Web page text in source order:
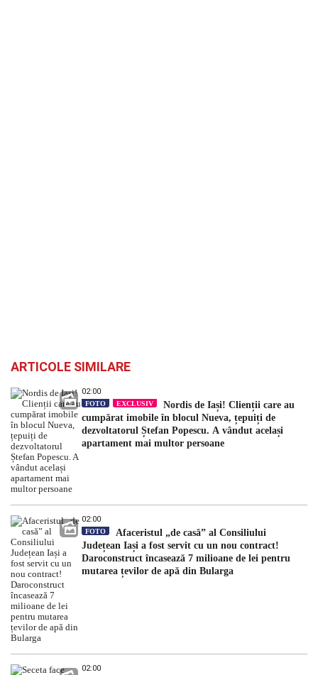
ARTICOLE SIMILARE
02:00
FOTO EXCLUSIV
Nordis de Iași! Clienții care au
cumpărat imobile în blocul Nueva, țepuiți de
dezvoltatorul Ștefan Popescu. A vândut același
apartament mai multor persoane
02:00
FOTO
Afaceristul „de casă” al Consiliului
Județean Iași a fost servit cu un nou contract!
Daroconstruct încasează 7 milioane de lei pentru
mutarea țevilor de apă din Bularga
02:00